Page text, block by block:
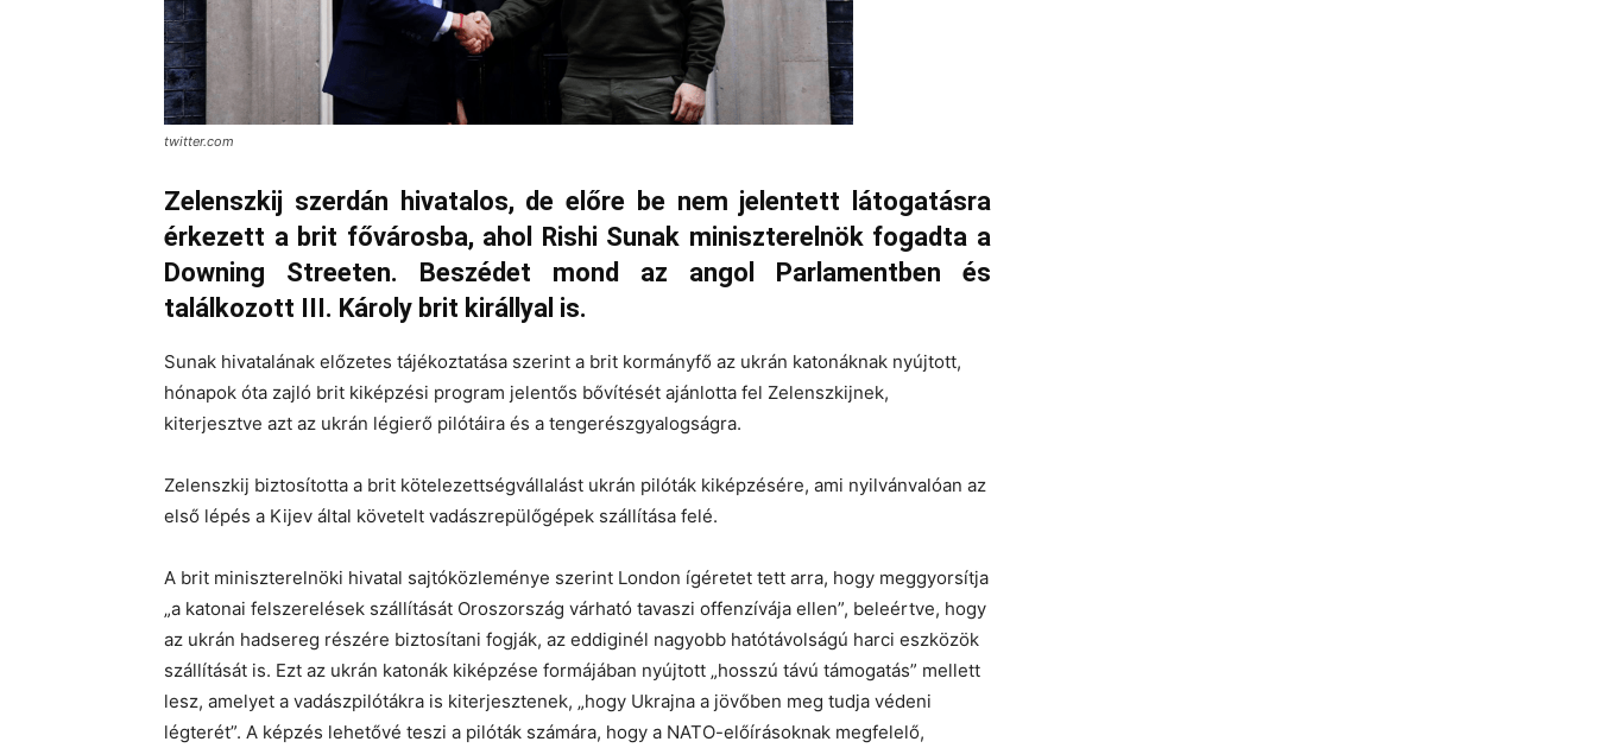
twitter.com
Zelenszkij szerdán hivatalos, de előre be nem jelentett látogatásra
érkezett a brit fővárosba, ahol Rishi Sunak miniszterelnök fogadta a
Downing Streeten. Beszédet mond az angol Parlamentben és
találkozott III. Károly brit királlyal is.
Sunak hivatalának előzetes tájékoztatása szerint a brit kormányfő az ukrán katonáknak nyújtott,
hónapok óta zajló brit kiképzési program jelentős bővítését ajánlotta fel Zelenszkijnek,
kiterjesztve azt az ukrán légierő pilótáira és a tengerészgyalogságra.
Zelenszkij biztosította a brit kötelezettségvállalást ukrán pilóták kiképzésére, ami nyilvánvalóan az
első lépés a Kijev által követelt vadászrepülőgépek szállítása felé.
A brit miniszterelnöki hivatal sajtóközleménye szerint London ígéretet tett arra, hogy meggyorsítja
„a katonai felszerelések szállítását Oroszország várható tavaszi offenzívája ellen”, beleértve, hogy
az ukrán hadsereg részére biztosítani fogják, az eddiginél nagyobb hatótávolságú harci eszközök
szállítását is. Ezt az ukrán katonák kiképzése formájában nyújtott „hosszú távú támogatás” mellett
lesz, amelyet a vadászpilótákra is kiterjesztenek, „hogy Ukrajna a jövőben meg tudja védeni
légterét”. A képzés lehetővé teszi a pilóták számára, hogy a NATO-előírásoknak megfelelő,